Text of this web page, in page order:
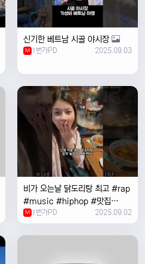
신기한 베트남 시골 야시장
M 1번가PD 2025.09.03
비가 오는날 ￼닭도리탕 최고 #rap
#music #hiphop #맛집
#travel #여행 #food ￼
M 1번가PD 2025.09.02